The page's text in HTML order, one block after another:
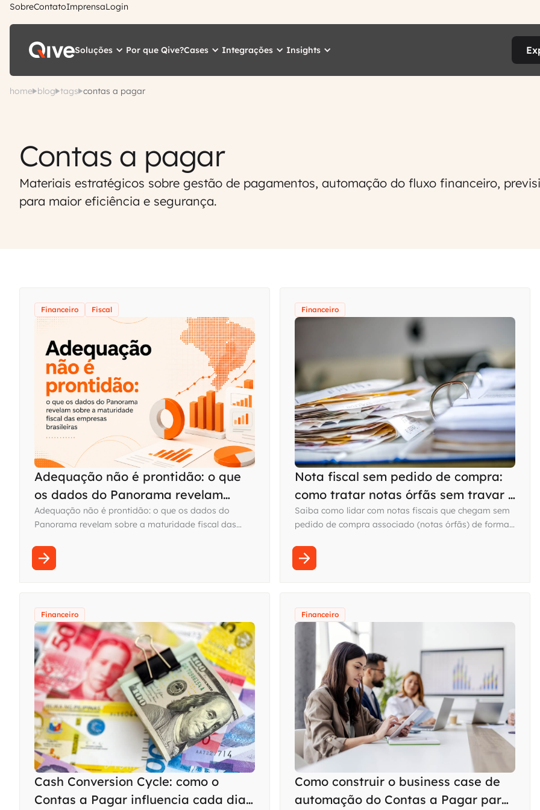
SobreContatoImprensaLogin
Soluções Por que Qive?Cases Integrações Insights
home blog tags contas a pagar
Contas a pagar
Materiais estratégicos sobre gestão de pagamentos, automação do fluxo financeiro,
para maior eficiência e segurança.
Financeiro Fiscal
Adequação não é prontidão: o que
os dados do Panorama revelam
sobre a maturidade fiscal das
empresas brasileiras
Adequação não é prontidão: o que os dados do
Panorama revelam sobre a maturidade fiscal das
Financeiro
Nota fiscal sem pedido de compra:
como tratar notas órfãs sem travar o
Contas a Pagar
Saiba como lidar com notas fiscais que chegam sem
pedido de compra associado (notas órfãs) de forma
Financeiro
Cash Conversion Cycle: como o
Contas a Pagar influencia cada dia
Financeiro
Como construir o business case de
automação do Contas a Pagar para